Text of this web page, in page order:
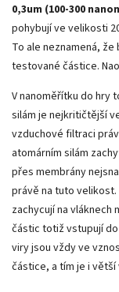
0,3um (100-300
pohybují ve velikosti
To ale neznamená,
testované částice.
V nanoměřítku do hry
silám je nejkritičtější
vzduchové filtraci
atomárním silám
přes membrány
právě na tuto velikost.
zachycují na vláknech
částic totiž vstupují do
viry jsou vždy ve
částice, a tím je i